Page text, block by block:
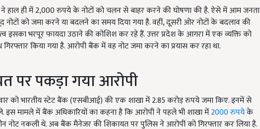
हाल ही में 2,000 रुपये के नोटों को चलन से बाहर करने की घोषणा की है. ऐसे में आम जनता
को जमा करने या बदलने का समय दिया गया है. वहीं, दूसरी ओर नोटों के बदलाव की
इसका भरपूर फायदा उठाने की कोशिश कर रहे हैं. उत्तर प्रदेश के आगरा में एक व्यक्ति को
किया गया है. आरोपी बैंक में वह नोट जमा करने का प्रयास कर रहा था.
पर पकड़ा गया आरोपी
को भारतीय स्टेट बैंक (एसबीआई) की एक शाखा में 2.85 करोड़ रुपये जमा किए. इनमें से
इस मामले में बैंक अधिकारियों का कहना है कि आरोपी ने पहले भी शाखा में2000 रुपयेके
नोट नकली थे. अब बैंक मैनेजर की शिकायत पर पुलिस ने आरोपी को गिरफ्तार कर लिया है.